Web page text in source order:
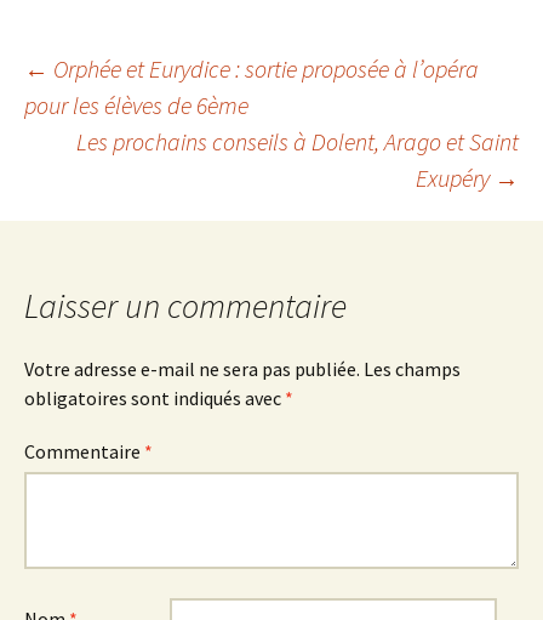
Navigation
des
articles
← Orphée et Eurydice : sortie proposée à l’opéra
pour les élèves de 6ème
Les prochains conseils à Dolent, Arago et Saint
Exupéry →
Laisser un commentaire
Votre adresse e-mail ne sera pas publiée. Les champs
obligatoires sont indiqués avec *
Commentaire *